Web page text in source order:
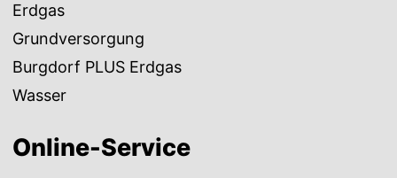
Erdgas
Grundversorgung
Burgdorf PLUS Erdgas
Wasser
Online-Service